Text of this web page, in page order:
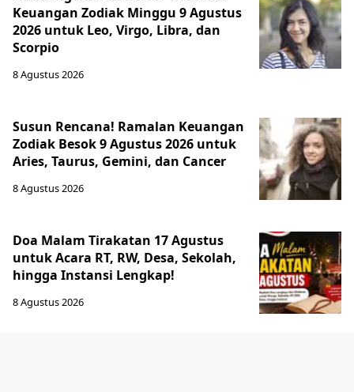
Keuangan Zodiak Minggu 9 Agustus
2026 untuk Leo, Virgo, Libra, dan
Scorpio
8 Agustus 2026
Susun Rencana! Ramalan Keuangan
Zodiak Besok 9 Agustus 2026 untuk
Aries, Taurus, Gemini, dan Cancer
8 Agustus 2026
Doa Malam Tirakatan 17 Agustus
untuk Acara RT, RW, Desa, Sekolah,
hingga Instansi Lengkap!
8 Agustus 2026